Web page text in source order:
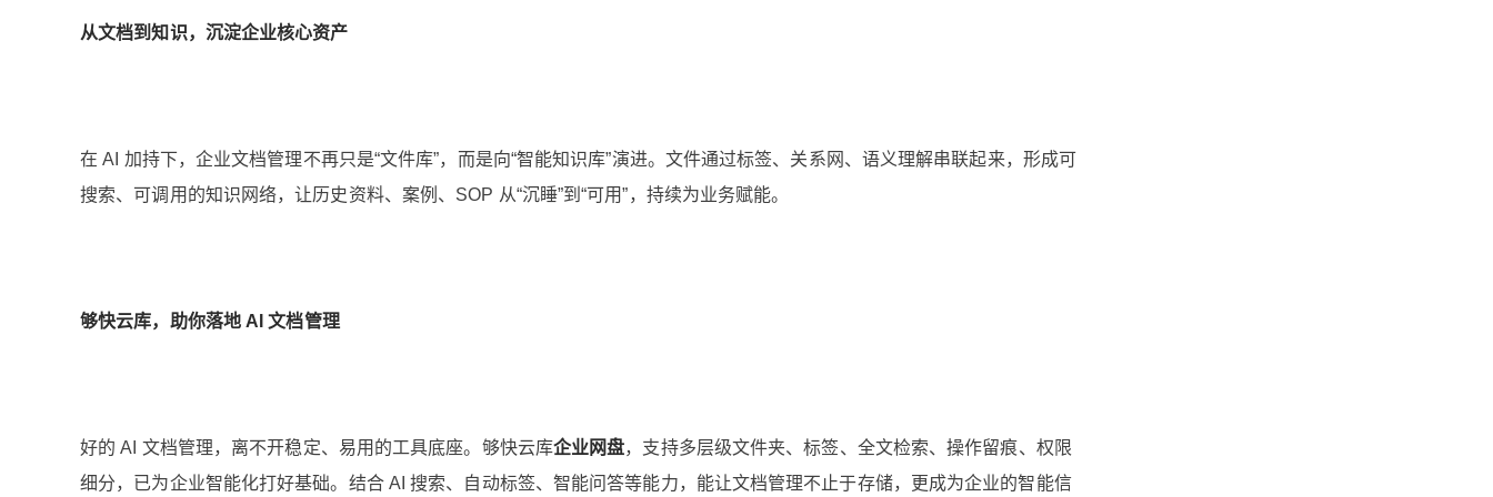
从文档到知识，沉淀企业核心资产
在 AI 加持下，企业文档管理不再只是“文件库”，而是向“智能知识库”演进。文件通过标签、关系网、语义理解串联起来，形成可
搜索、可调用的知识网络，让历史资料、案例、SOP 从“沉睡”到“可用”，持续为业务赋能。
够快云库，助你落地 AI 文档管理
好的 AI 文档管理，离不开稳定、易用的工具底座。够快云库企业网盘，支持多层级文件夹、标签、全文检索、操作留痕、权限
细分，已为企业智能化打好基础。结合 AI 搜索、自动标签、智能问答等能力，能让文档管理不止于存储，更成为企业的智能信